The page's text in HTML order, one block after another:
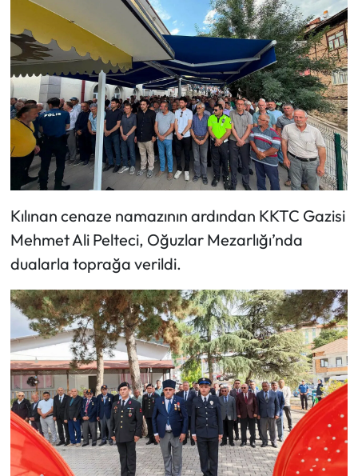
Kılınan cenaze namazının ardından KKTC Gazisi
Mehmet Ali Pelteci, Oğuzlar Mezarlığı’nda
dualarla toprağa verildi.
Magazin
Mecitözü Haberleri
Oğuzlar Haberleri
Ortaköy Haberleri
Osmancık Haberleri
Otomotiv
Resmi İlan
Resmi Reklam
Sağlık
Siyaset
Spor
Sungurlu Haberleri